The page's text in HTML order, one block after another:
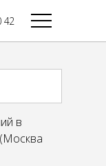
42
I
в